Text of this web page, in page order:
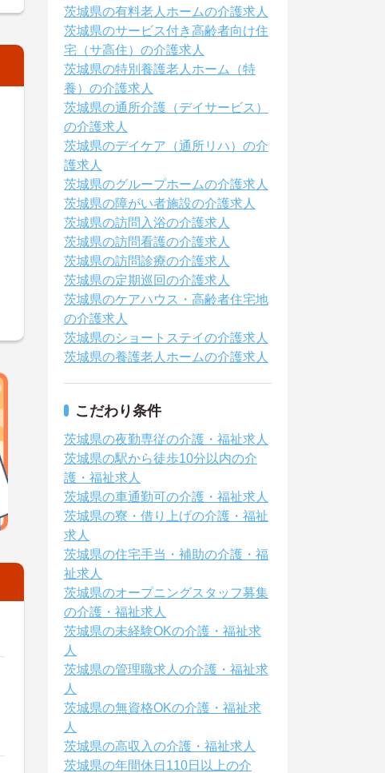
茨城県の有料老人ホームの介護求人
茨城県のサービス付き高齢者向け住
宅（サ高住）の介護求人
茨城県の特別養護老人ホーム（特
養）の介護求人
茨城県の通所介護（デイサービス）
の介護求人
茨城県のデイケア（通所リハ）の介
護求人
茨城県のグループホームの介護求人
茨城県の障がい者施設の介護求人
茨城県の訪問入浴の介護求人
茨城県の訪問看護の介護求人
茨城県の訪問診療の介護求人
茨城県の定期巡回の介護求人
茨城県のケアハウス・高齢者住宅地
の介護求人
茨城県のショートステイの介護求人
茨城県の養護老人ホームの介護求人
こだわり条件
茨城県の夜勤専従の介護・福祉求人
茨城県の駅から徒歩10分以内の介
護・福祉求人
茨城県の車通勤可の介護・福祉求人
茨城県の寮・借り上げの介護・福祉
求人
茨城県の住宅手当・補助の介護・福
祉求人
茨城県のオープニングスタッフ募集
の介護・福祉求人
茨城県の未経験OKの介護・福祉求
人
茨城県の管理職求人の介護・福祉求
人
茨城県の無資格OKの介護・福祉求
人
茨城県の高収入の介護・福祉求人
茨城県の年間休日110日以上の介